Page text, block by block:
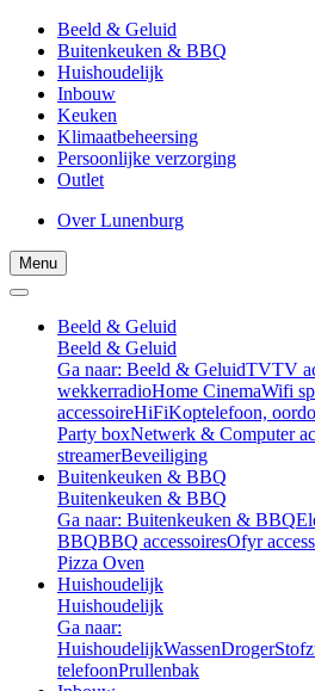
Beeld & Geluid
Buitenkeuken & BBQ
Huishoudelijk
Inbouw
Keuken
Klimaatbeheersing
Persoonlijke verzorging
Outlet
Over Lunenburg
Menu
Beeld & Geluid
Beeld & Geluid
Ga naar: Beeld & GeluidTVTV
wekkerradioHome CinemaWifi
accessoireHiFiKoptelefoon,
Party boxNetwerk & Computer
streamerBeveiliging
Buitenkeuken & BBQ
Buitenkeuken & BBQ
Ga naar: Buitenkeuken & BBQ
BBQBBQ accessoiresOfyr
Pizza Oven
Huishoudelijk
Huishoudelijk
Ga naar:
HuishoudelijkWassenDroger
telefoonPrullenbak